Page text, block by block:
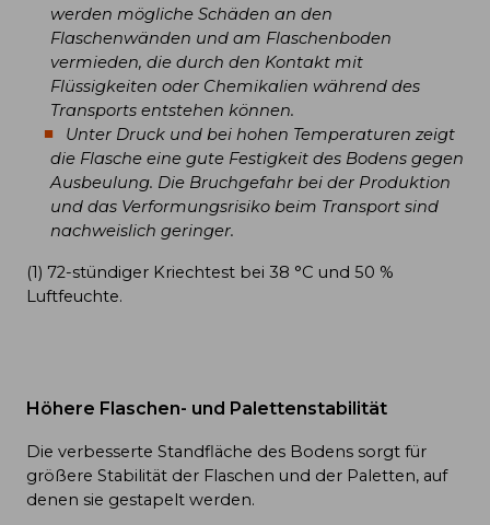
werden mögliche Schäden an den
Flaschenwänden und am Flaschenboden
vermieden, die durch den Kontakt mit
Flüssigkeiten oder Chemikalien während des
Transports entstehen können.
Unter Druck und bei hohen Temperaturen zeigt
die Flasche eine gute Festigkeit des Bodens gegen
Ausbeulung. Die Bruchgefahr bei der Produktion
und das Verformungsrisiko beim Transport sind
nachweislich geringer.
(1) 72-stündiger Kriechtest bei 38 °C und 50 %
Luftfeuchte.
Höhere Flaschen- und Palettenstabilität
Die verbesserte Standfläche des Bodens sorgt für
größere Stabilität der Flaschen und der Paletten, auf
denen sie gestapelt werden.